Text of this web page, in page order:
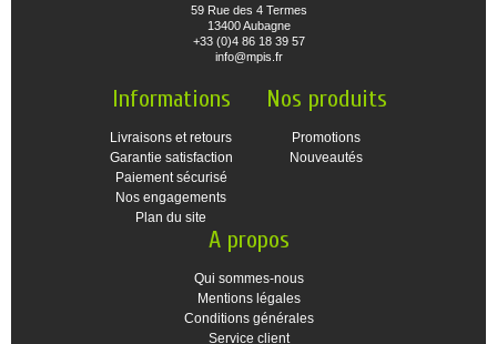
59 Rue des 4 Termes
13400 Aubagne
+33 (0)4 86 18 39 57
info@mpis.fr
Informations
Livraisons et retours
Garantie satisfaction
Paiement sécurisé
Nos engagements
Plan du site
Nos produits
Promotions
Nouveautés
A propos
Qui sommes-nous
Mentions légales
Conditions générales
Service client